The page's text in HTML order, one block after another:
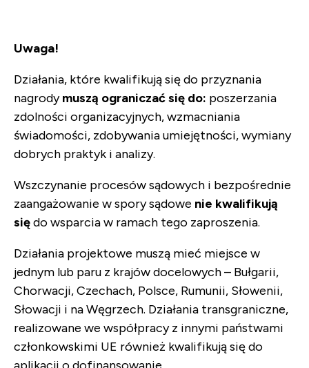
Uwaga!
Działania, które kwalifikują się do przyznania
nagrodymuszą ograniczać się do: poszerzania
zdolności organizacyjnych, wzmacniania
świadomości, zdobywania umiejętności, wymiany
dobrych praktyk i analizy.
Wszczynanie procesów sądowych i bezpośrednie
zaangażowanie w spory sądowe nie kwalifikują
siędo wsparcia w ramach tego zaproszenia.
Działania projektowe muszą mieć miejsce w
jednym lub paru z krajów docelowych – Bułgarii,
Chorwacji, Czechach, Polsce, Rumunii, Słowenii,
Słowacji i na Węgrzech. Działania transgraniczne,
realizowane we współpracy z innymi państwami
członkowskimi UE również kwalifikują się do